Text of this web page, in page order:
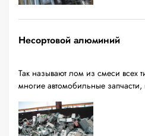
Несортовой алюминий
Так называют лом из смеси
многие автомобильные